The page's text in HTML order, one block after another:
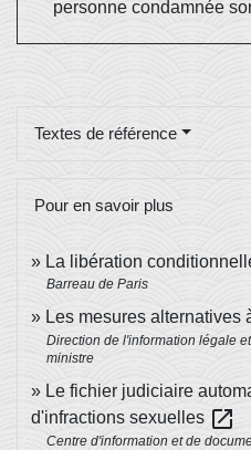
personne condamnée
Textes de référence
Pour en savoir plus
La libération
Barreau de Paris
Les mesures alternatives
Direction de l'information légale
ministre
Le fichier judiciaire
d'infractions sexuelles open_in_new
Centre d'information et de